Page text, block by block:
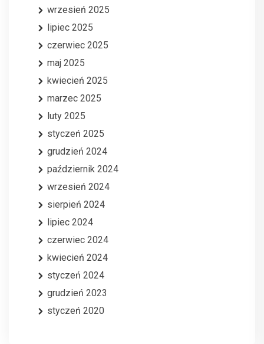
wrzesień 2025
lipiec 2025
czerwiec 2025
maj 2025
kwiecień 2025
marzec 2025
luty 2025
styczeń 2025
grudzień 2024
październik 2024
wrzesień 2024
sierpień 2024
lipiec 2024
czerwiec 2024
kwiecień 2024
styczeń 2024
grudzień 2023
styczeń 2020